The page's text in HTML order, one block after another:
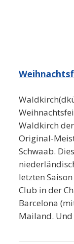
Waldkirch
Original-
Schwaab.
letzten
Club in der
Barcelona
Mailand.